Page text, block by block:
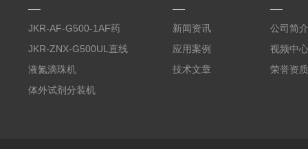
JKR-AF-G500-1AF药
丸滴液机
JKR-ZNX-G500UL直线
式智能计量泵
液氮滴珠机
体外试剂分装机
新闻资讯
应用案例
技术文章
公司简介
视频中心
荣誉资质